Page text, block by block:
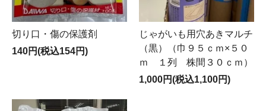
切り口・傷の保護剤
140円(税込154円)
じゃがいも用穴あきマルチ
（黒）（巾９５ｃｍ×５０
ｍ １列 株間３０ｃｍ）
1,000円(税込1,100円)